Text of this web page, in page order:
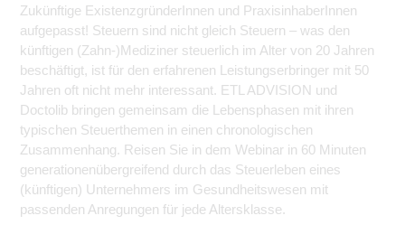
Zukünftige ExistenzgründerInnen und PraxisinhaberInnen
aufgepasst! Steuern sind nicht gleich Steuern – was den
künftigen (Zahn-)Mediziner steuerlich im Alter von 20 Jahren
beschäftigt, ist für den erfahrenen Leistungserbringer mit 50
Jahren oft nicht mehr interessant. ETL ADVISION und
Doctolib bringen gemeinsam die Lebensphasen mit ihren
typischen Steuerthemen in einen chronologischen
Zusammenhang. Reisen Sie in dem Webinar in 60 Minuten
generationenübergreifend durch das Steuerleben eines
(künftigen) Unternehmers im Gesundheitswesen mit
passenden Anregungen für jede Altersklasse.